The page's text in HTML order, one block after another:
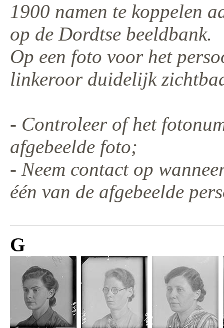
1900 namen te koppelen
op de Dordtse beeldbank.
Op een foto voor het
linkeroor duidelijk
- Controleer of het
afgebeelde foto;
- Neem contact op
één van de afgebeelde
G